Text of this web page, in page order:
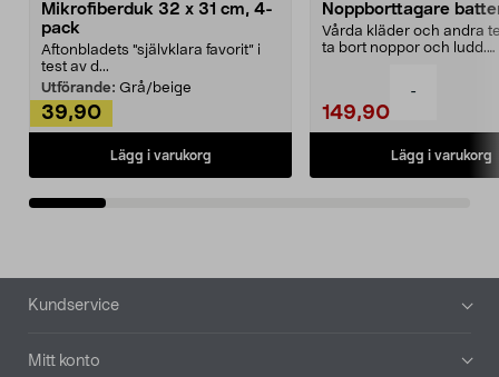
-
Mikrofiberduk 32 x 31 cm, 4-
pack
Aftonbladets "självklara favorit” i
test av d...
Utförande: Grå/beige
39,90
Lägg i varukorg
Noppborttagare
Vårda kläder och andra
ta bort noppor och ludd.
149,90
Lägg i varukorg
Sidfot
Kundservice
Mitt konto